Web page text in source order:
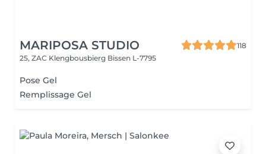
MARIPOSA STUDIO
118
25, ZAC Klengbousbierg Bissen L-7795
Pose Gel
Remplissage Gel